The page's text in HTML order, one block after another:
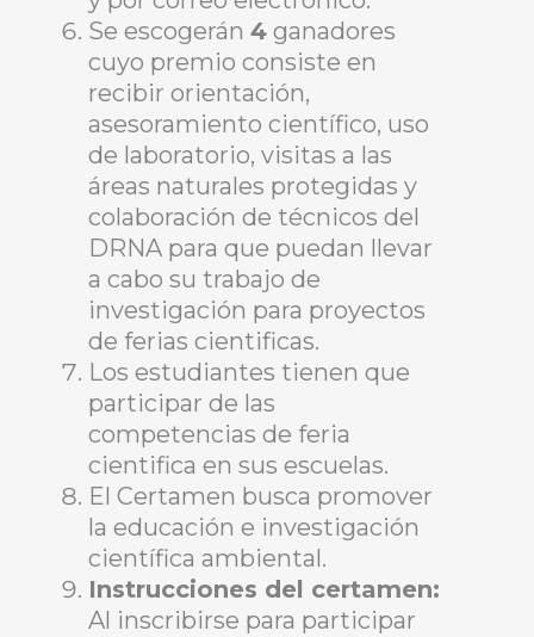
Se escogerán 4 ganadores
cuyo premio consiste en
recibir orientación,
asesoramiento científico, uso
de laboratorio, visitas a las
áreas naturales protegidas y
colaboración de técnicos del
DRNA para que puedan llevar
a cabo su trabajo de
investigación para proyectos
de ferias cientificas.
Los estudiantes tienen que
participar de las
competencias de feria
cientifica en sus escuelas.
El Certamen busca promover
la educación e investigación
científica ambiental.
Instrucciones del certamen:
Al inscribirse para participar